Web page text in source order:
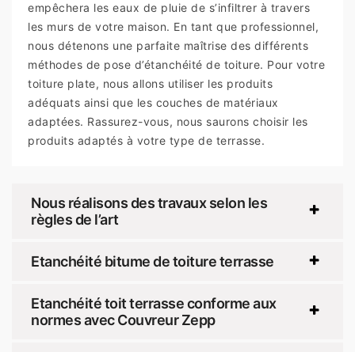
empêchera les eaux de pluie de s’infiltrer à travers
les murs de votre maison. En tant que professionnel,
nous détenons une parfaite maîtrise des différents
méthodes de pose d’étanchéité de toiture. Pour votre
toiture plate, nous allons utiliser les produits
adéquats ainsi que les couches de matériaux
adaptées. Rassurez-vous, nous saurons choisir les
produits adaptés à votre type de terrasse.
Nous réalisons des travaux selon les
règles de l’art
Etanchéité bitume de toiture terrasse
Etanchéité toit terrasse conforme aux
normes avec Couvreur Zepp